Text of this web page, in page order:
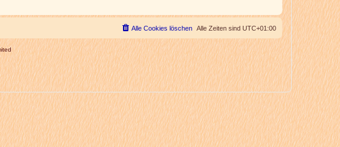
Alle Zeiten sind UTC+01:00
Alle Cookies löschen